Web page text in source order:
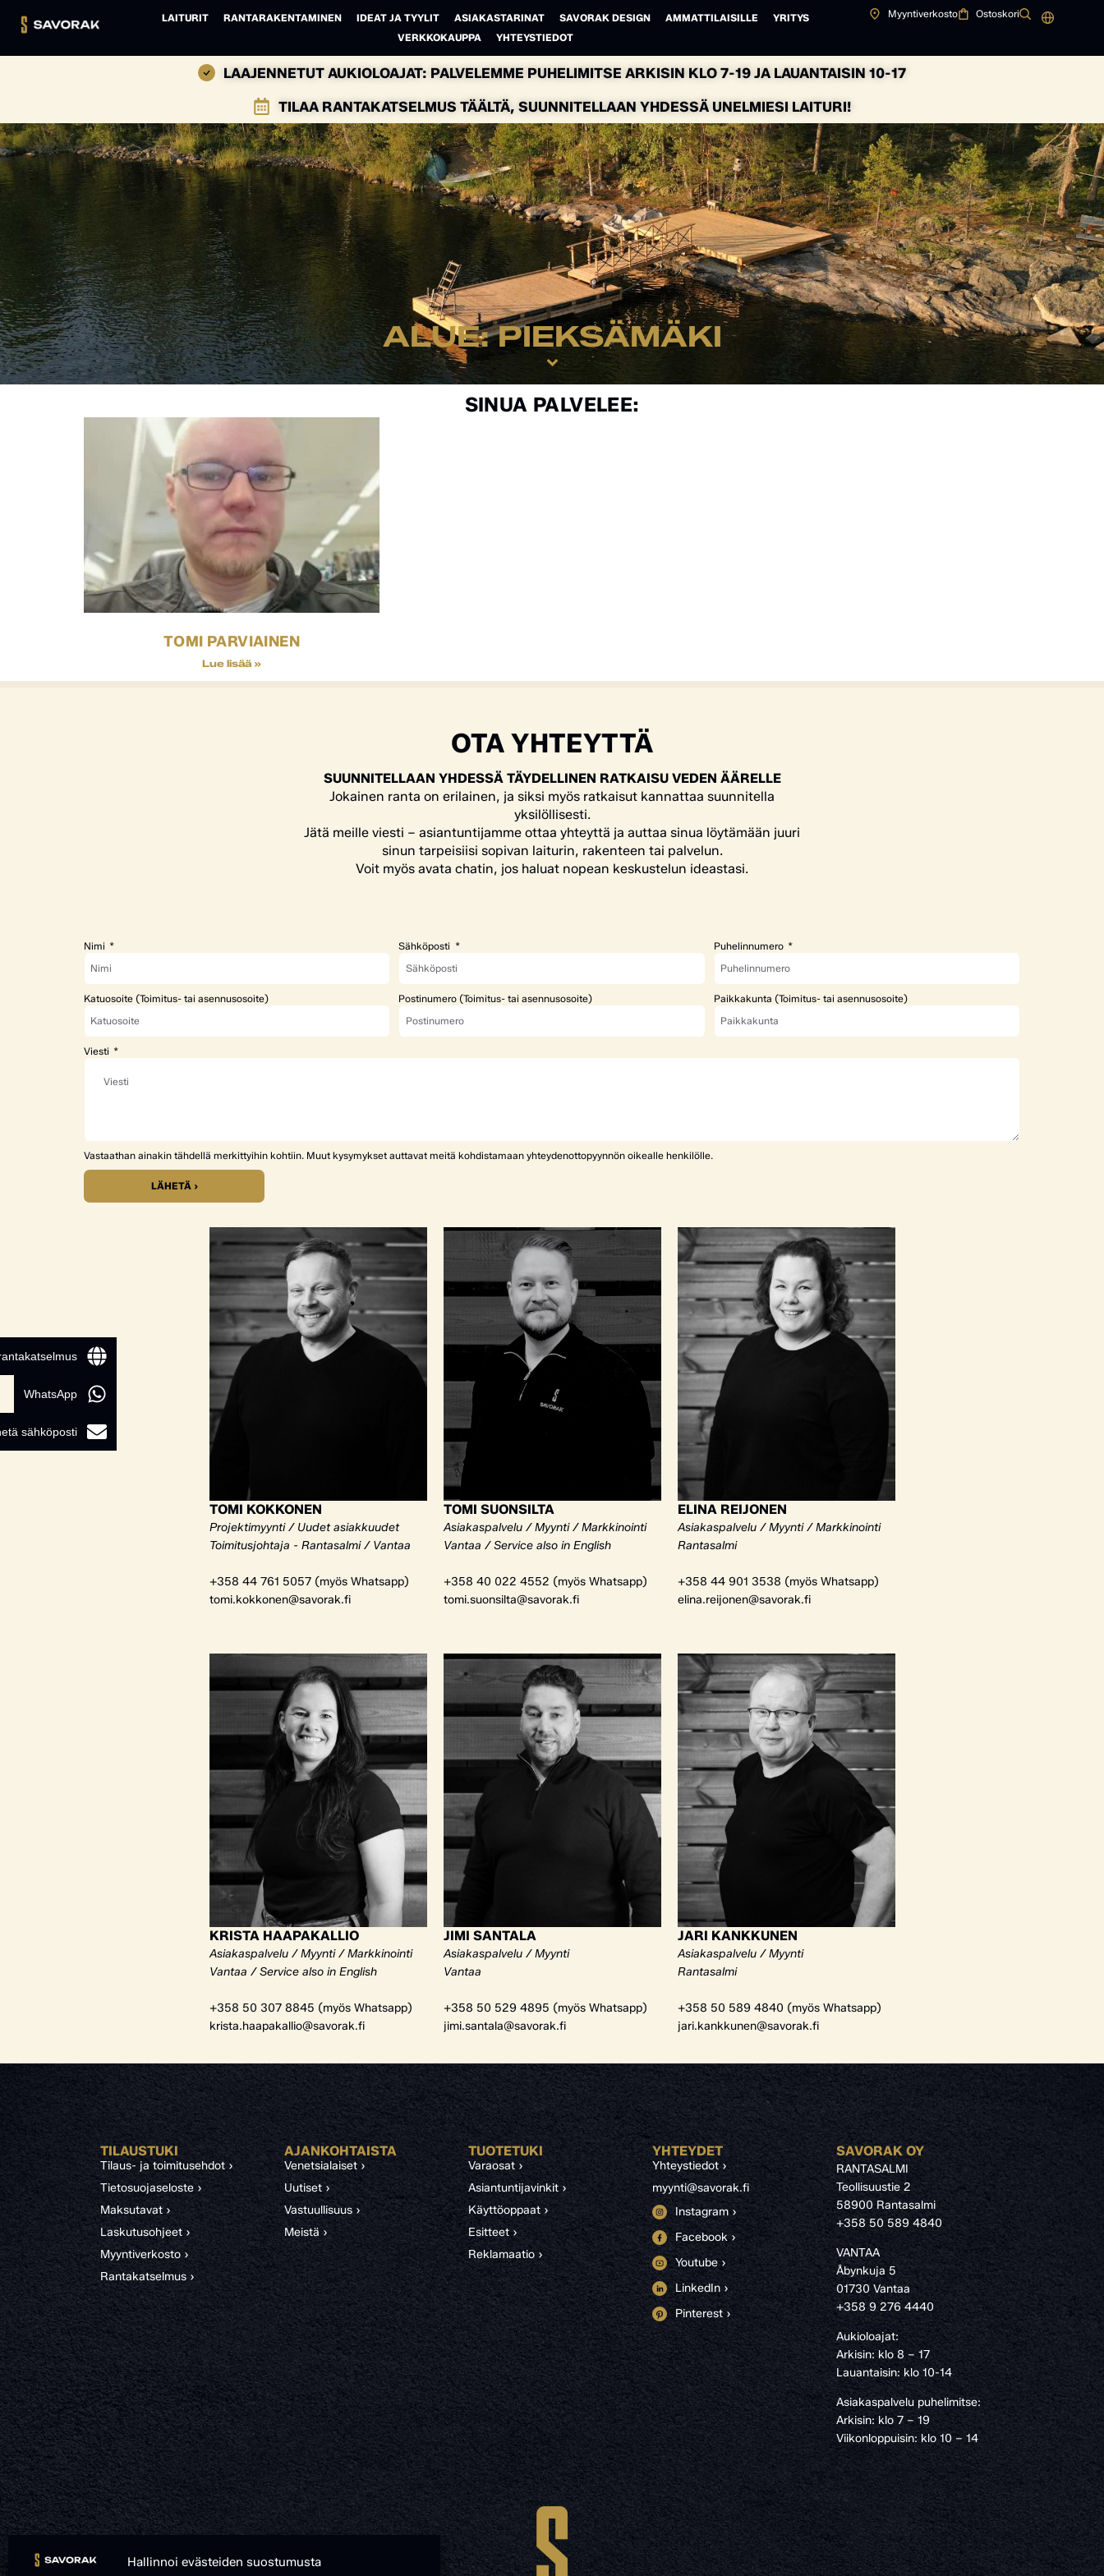
Hallinnoi evästeiden suostumusta
LAITURIT RANTARAKENTAMINEN IDEAT JA TYYLIT ASIAKASTARINAT SAVORAK DESIGN AMMATTILAISILLE
YRITYS
VERKKOKAUPPA
YHTEYSTIEDOT
Myyntiverkosto Ostoskori
LAAJENNETUT AUKIOLOAJAT: PALVELEMME PUHELIMITSE ARKISIN KLO 7-19 JA LAUANTAISIN 10-17
TILAA RANTAKATSELMUS TÄÄLTÄ, SUUNNITELLAAN YHDESSÄ UNELMIESI LAITURI!
ALUE: PIEKSÄMÄKI
SINUA PALVELEE:
TOMI PARVIAINEN
Lue lisää »
OTA YHTEYTTÄ
SUUNNITELLAAN YHDESSÄ TÄYDELLINEN RATKAISU VEDEN ÄÄRELLE
Jokainen ranta on erilainen, ja siksi myös ratkaisut kannattaa suunnitella
yksilöllisesti.
Jätä meille viesti – asiantuntijamme ottaa yhteyttä ja auttaa sinua löytämään juuri
sinun tarpeisiisi sopivan laiturin, rakenteen tai palvelun.
Voit myös avata chatin, jos haluat nopean keskustelun ideastasi.
Nimi Sähköposti Puhelinnumero
Katuosoite (Toimitus- tai asennusosoite) Postinumero (Toimitus- tai asennusosoite) Paikkakunta (Toimitus- tai asennusosoite)
Viesti
Vastaathan ainakin tähdellä merkittyihin kohtiin. Muut kysymykset auttavat meitä kohdistamaan yhteydenottopyynnön oikealle henkilölle.
LÄHETÄ ›
TOMI KOKKONEN
Projektimyynti / Uudet asiakkuudet
Toimitusjohtaja - Rantasalmi / Vantaa
+358 44 761 5057 (myös Whatsapp)
tomi.kokkonen@savorak.fi
TOMI SUONSILTA
Asiakaspalvelu / Myynti / Markkinointi
Vantaa / Service also in English
+358 40 022 4552 (myös Whatsapp)
tomi.suonsilta@savorak.fi
ELINA REIJONEN
Asiakaspalvelu / Myynti / Markkinointi
Rantasalmi
+358 44 901 3538 (myös Whatsapp)
elina.reijonen@savorak.fi
KRISTA HAAPAKALLIO
Asiakaspalvelu / Myynti / Markkinointi
Vantaa / Service also in English
+358 50 307 8845 (myös Whatsapp)
krista.haapakallio@savorak.fi
JIMI SANTALA
Asiakaspalvelu / Myynti
Vantaa
+358 50 529 4895 (myös Whatsapp)
jimi.santala@savorak.fi
JARI KANKKUNEN
Asiakaspalvelu / Myynti
Rantasalmi
+358 50 589 4840 (myös Whatsapp)
jari.kankkunen@savorak.fi
TILAUSTUKI
Tilaus- ja toimitusehdot ›
Tietosuojaseloste ›
Maksutavat ›
Laskutusohjeet ›
Myyntiverkosto ›
Rantakatselmus ›
AJANKOHTAISTA
Venetsialaiset ›
Uutiset ›
Vastuullisuus ›
Meistä ›
TUOTETUKI
Varaosat ›
Asiantuntijavinkit ›
Käyttöoppaat ›
Esitteet ›
Reklamaatio ›
YHTEYDET
Yhteystiedot ›
myynti@savorak.fi
Instagram ›
Facebook ›
Youtube ›
LinkedIn ›
Pinterest ›
SAVORAK OY
RANTASALMI
Teollisuustie 2
58900 Rantasalmi
+358 50 589 4840
VANTAA
Åbynkuja 5
01730 Vantaa
+358 9 276 4440
Aukioloajat:
Arkisin: klo 8 – 17
Lauantaisin: klo 10-14
Asiakaspalvelu puhelimitse:
Arkisin: klo 7 – 19
Viikonloppuisin: klo 10 – 14
WhatsApp
sähköposti